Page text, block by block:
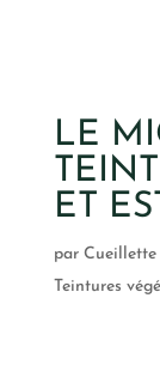
LE
ET
par Cueillette
Teintures